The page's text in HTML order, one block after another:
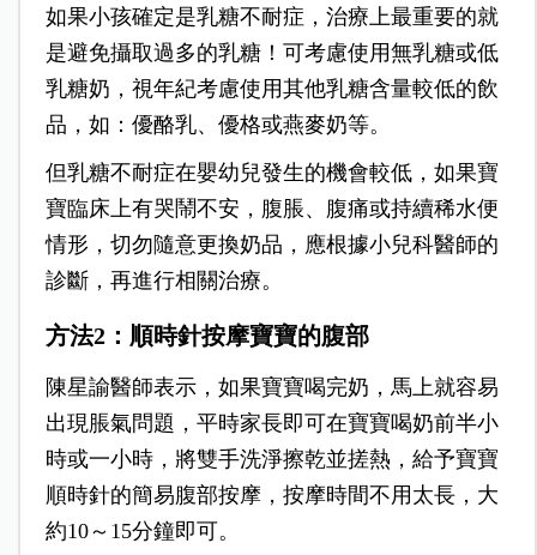
如果小孩確定是乳糖不耐症，治療上最重要的就
是避免攝取過多的乳糖！可考慮使用無乳糖或低
乳糖奶，視年紀考慮使用其他乳糖含量較低的飲
品，如：優酪乳、優格或燕麥奶等。
但乳糖不耐症在嬰幼兒發生的機會較低，如果寶
寶臨床上有哭鬧不安，腹脹、腹痛或持續稀水便
情形，切勿隨意更換奶品，應根據小兒科醫師的
診斷，再進行相關治療。
方法2：順時針按摩寶寶的腹部
陳星諭醫師表示，如果寶寶喝完奶，馬上就容易
出現脹氣問題，平時家長即可在寶寶喝奶前半小
時或一小時，將雙手洗淨擦乾並搓熱，給予寶寶
順時針的簡易腹部按摩，按摩時間不用太長，大
約10～15分鐘即可。